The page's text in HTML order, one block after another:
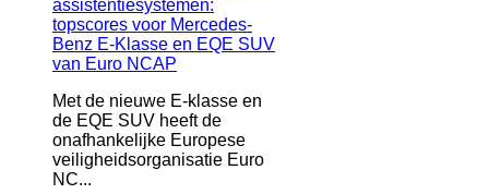
Met de nieuwe E-klasse en
de EQE SUV heeft de
onafhankelijke Europese
veiligheidsorganisatie Euro
NC...